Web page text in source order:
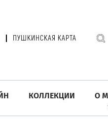
ПУШКИНСКАЯ КАРТА
КОЛЛЕКЦИИ О